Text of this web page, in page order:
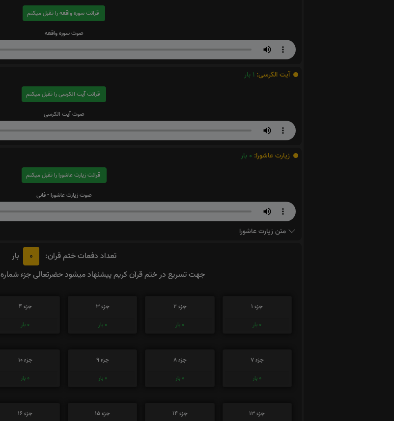
قرائت سوره واقعه را تقبل میکنم
صوت سوره واقعه
آیت الکرسی: 1 بار
قرائت آیت الکرسی را تقبل میکنم
صوت آیت الکرسی
زیارت عاشورا: 0 بار
قرائت زیارت عاشورا را تقبل میکنم
صوت زیارت عاشورا - فانی
متن زیارت عاشورا
تعداد دفعات ختم قران: 0
بار
جهت تسریع در ختم قرآن کریم پیشنهاد میشود حضرتعالی جزء شماره
جزء 1
0 بار
جزء 2
0 بار
جزء 3
0 بار
جزء 4
0 بار
جزء 7
0 بار
جزء 8
0 بار
جزء 9
0 بار
جزء 10
0 بار
جزء 13 جزء 14 جزء 15 جزء 16